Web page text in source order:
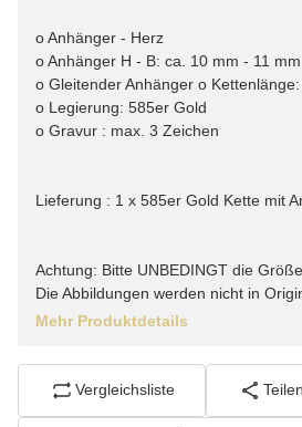
o Anhänger - Herz
o Anhänger H - B: ca. 10 mm - 11 mm
o Gleitender Anhänger o
o Legierung: 585er Gold
o Gravur : max. 3 Zeichen
Lieferung : 1 x 585er Gold Kette mit
Achtung: Bitte UNBEDINGT die
Die Abbildungen werden nicht in
Mehr Produktdetails
Vergleichsliste Teilen